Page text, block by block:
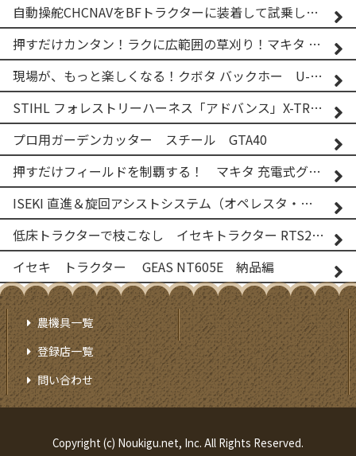
自動操舵CHCNAVをBFトラクターに装着して試乗してみた！！ CHCNAV NX610
押すだけカンタン！ラクに広範囲の草刈り！マキタ バッテリー式草刈り機 MUG001G 2
現場が、もっと楽しくなる！クボタ バックホー U-25-3A
STIHL フォレストリーハーネス「アドバンス」X-TREEm
プロ用ガーデンカッター スチール GTA40
押すだけフィールドを制覇する！ マキタ 充電式グランドトリマー MUG001G
ISEKI 直進＆旋回アシストシステム（オペレスタ・ターン）搭載 イセキ 乗用田植機 PRJ8D-ZJL
低床トラクターで枝こなし イセキトラクター RTS205NS & フレールモア FNC1202F
イセキ トラクター GEAS NT605E 納品編
農機具一覧
登録店一覧
問い合わせ
Copyright (c) Noukigu.net, Inc. All Rights Reserved.